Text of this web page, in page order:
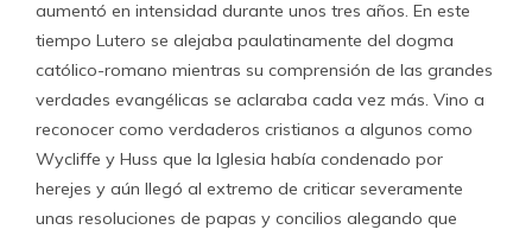
aumentó en intensidad durante unos tres años. En este
tiempo Lutero se alejaba paulatinamente del dogma
católico-romano mientras su comprensión de las grandes
verdades evangélicas se aclaraba cada vez más. Vino a
reconocer como verdaderos cristianos a algunos como
Wycliffe y Huss que la Iglesia había condenado por
herejes y aún llegó al extremo de criticar severamente
unas resoluciones de papas y concilios alegando que